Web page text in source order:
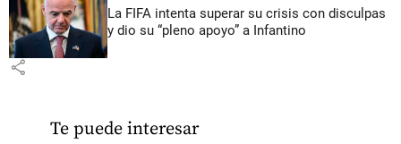
La FIFA intenta superar su crisis con disculpas
y dio su “pleno apoyo” a Infantino
share
Te puede interesar